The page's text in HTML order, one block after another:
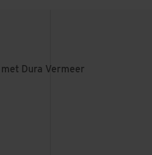
Dura Vermeer